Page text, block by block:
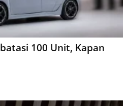
100 Unit, Kapan